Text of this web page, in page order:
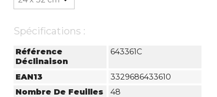
Spécifications :
Référence
Déclinaison
643361C
EAN13
3329686433610
Nombre De Feuilles
48